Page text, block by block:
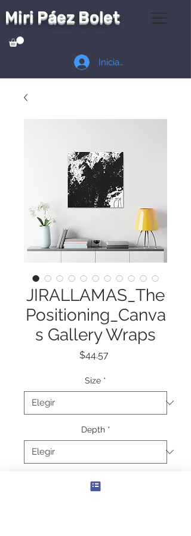
Miri Páez Bolet
Iniciar sesión
JIRALLAMAS_The
Positioning_Canva
s Gallery Wraps
$44.57
Size *
Depth *